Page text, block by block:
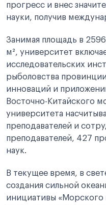
прогресс и внес
науки, получив
Занимая площадь в
м², университет
исследовательских
рыболовства
инноваций и
Восточно-Китайского
университета
преподавателей и
преподавателей, 427
наук.
В текущее время, в
создания сильной
инициативы «Морского